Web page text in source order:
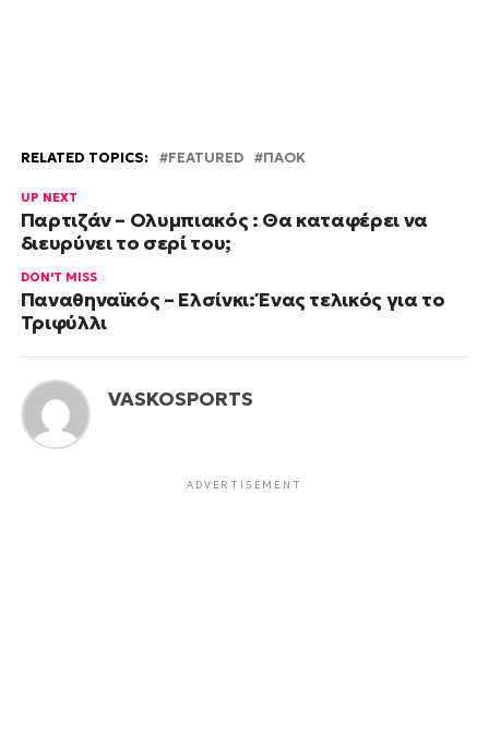
RELATED TOPICS: FEATURED ΠΑΟΚ
UP NEXT
Παρτιζάν – Ολυμπιακός : Θα καταφέρει να
διευρύνει το σερί του;
DON'T MISS
Παναθηναϊκός – Ελσίνκι: Ένας τελικός για το
Τριφύλλι
VASKOSPORTS
ADVERTISEMENT